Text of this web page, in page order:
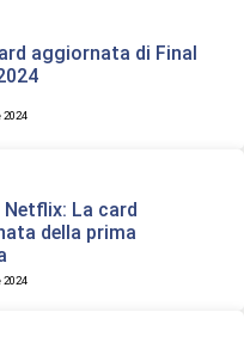
aggiornata di Final
2024
Netflix: La card
della prima
2024